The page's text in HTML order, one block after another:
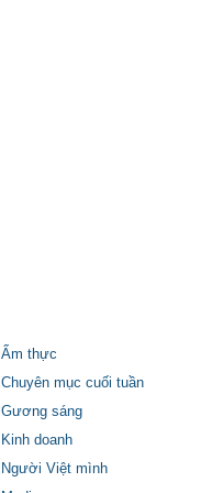
Ẩm thực
Chuyên mục cuối tuần
Gương sáng
Kinh doanh
Người Việt mình